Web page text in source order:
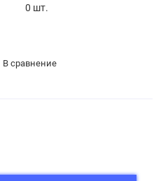
0 шт.
В сравнение